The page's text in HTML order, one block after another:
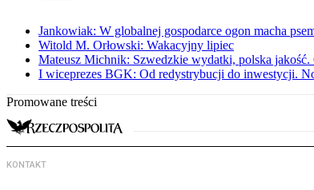
Jankowiak: W globalnej gospodarce ogon macha
Witold M. Orłowski: Wakacyjny lipiec
Mateusz Michnik: Szwedzkie wydatki, polska
I wiceprezes BGK: Od redystrybucji do inwestycji.
Promowane treści
KONTAKT